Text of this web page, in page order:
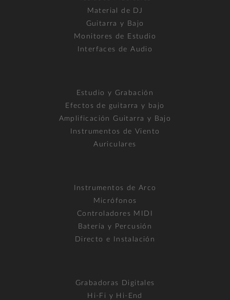
Material de DJ
Guitarra y Bajo
Monitores de Estudio
Interfaces de Audio
Estudio y Grabación
Efectos de guitarra y bajo
Amplificación Guitarra y Bajo
Instrumentos de Viento
Auriculares
Instrumentos de Arco
Micrófonos
Controladores MIDI
Batería y Percusión
Directo e Instalación
Grabadoras Digitales
Hi-Fi y Hi-End